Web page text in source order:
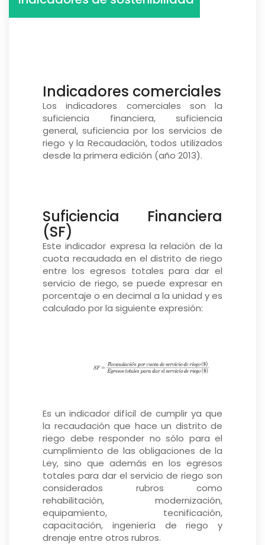
Indicadores comerciales
Los indicadores comerciales son la
suficiencia financiera, suficiencia
general, suficiencia por los servicios de
riego y la Recaudación, todos utilizados
desde la primera edición (año 2013).
Suficiencia Financiera
(SF)
Este indicador expresa la relación de la
cuota recaudada en el distrito de riego
entre los egresos totales para dar el
servicio de riego, se puede expresar en
porcentaje o en decimal a la unidad y es
calculado por la siguiente expresión:
Es un indicador difícil de cumplir ya que
la recaudación que hace un distrito de
riego debe responder no sólo para el
cumplimiento de las obligaciones de la
Ley, sino que además en los egresos
totales para dar el servicio de riego son
considerados rubros como
rehabilitación, modernización,
equipamiento, tecnificación,
capacitación, ingeniería de riego y
drenaje entre otros rubros.